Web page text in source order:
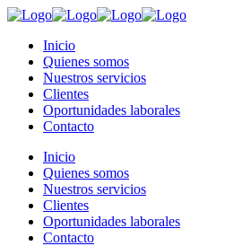
Inicio
Quienes somos
Nuestros servicios
Clientes
Oportunidades laborales
Contacto
Inicio
Quienes somos
Nuestros servicios
Clientes
Oportunidades laborales
Contacto